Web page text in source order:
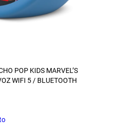
POP KIDS MARVEL’S
WIFI 5 / BLUETOOTH